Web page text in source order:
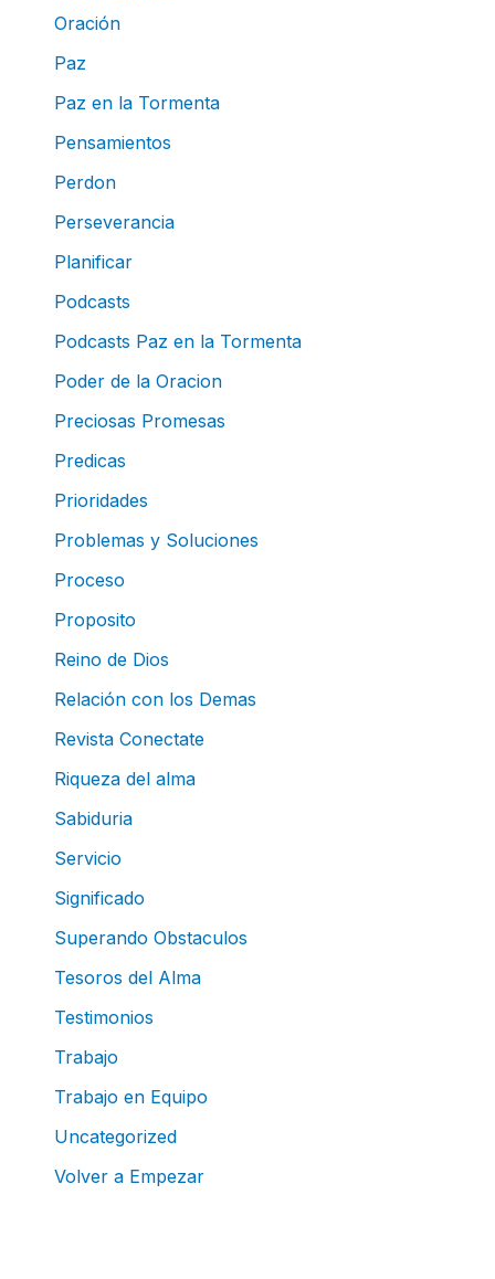
Oración
Paz
Paz en la Tormenta
Pensamientos
Perdon
Perseverancia
Planificar
Podcasts
Podcasts Paz en la Tormenta
Poder de la Oracion
Preciosas Promesas
Predicas
Prioridades
Problemas y Soluciones
Proceso
Proposito
Reino de Dios
Relación con los Demas
Revista Conectate
Riqueza del alma
Sabiduria
Servicio
Significado
Superando Obstaculos
Tesoros del Alma
Testimonios
Trabajo
Trabajo en Equipo
Uncategorized
Volver a Empezar